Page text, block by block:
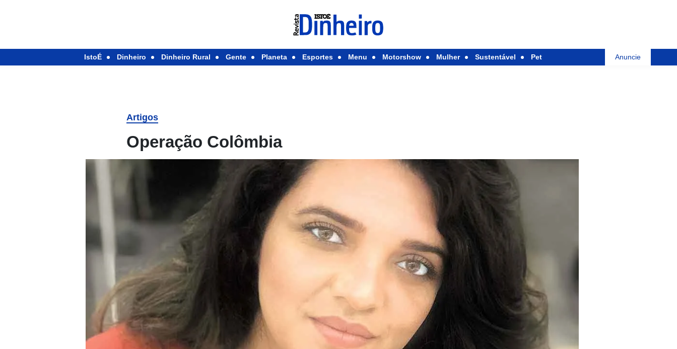
IstoÉ Dinheiro Dinheiro Rural Gente Planeta Esportes Menu Motorshow Mulher Sustentável Pet Anuncie
Artigos
Operação Colômbia